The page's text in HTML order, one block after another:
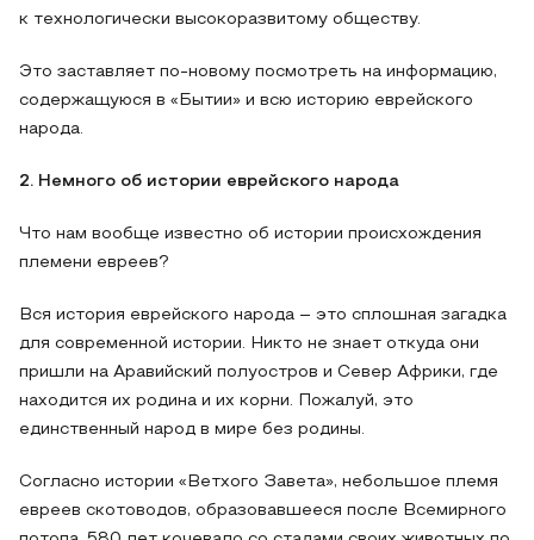
к технологически высокоразвитому обществу.
Это заставляет по-новому посмотреть на информацию,
содержащуюся в «Бытии» и всю историю еврейского
народа.
2. Немного об истории еврейского народа
Что нам вообще известно об истории происхождения
племени евреев?
Вся история еврейского народа – это сплошная загадка
для современной истории. Никто не знает откуда они
пришли на Аравийский полуостров и Север Африки, где
находится их родина и их корни. Пожалуй, это
единственный народ в мире без родины.
Согласно истории «Ветхого Завета», небольшое племя
евреев скотоводов, образовавшееся после Всемирного